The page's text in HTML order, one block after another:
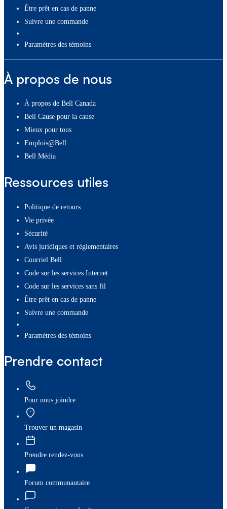
Être prêt en cas de panne
Suivre une commande
paramètres des témoins
À propos de nous
À propos de Bell Canada
Bell Cause pour la cause
Mieux pour tous
Emplois@Bell
Bell Média
Ressources utiles
Politique de retours
Vie privée
Sécurité
Avis juridiques et réglementaires
Courriel Bell
Code sur les services Internet
Code sur les services sans fil
Être prêt en cas de panne
Suivre une commande
paramètres des témoins
Prendre contact
Pour nous joindre
Trouver un magasin
Prendre rendez-vous
Forum communautaire